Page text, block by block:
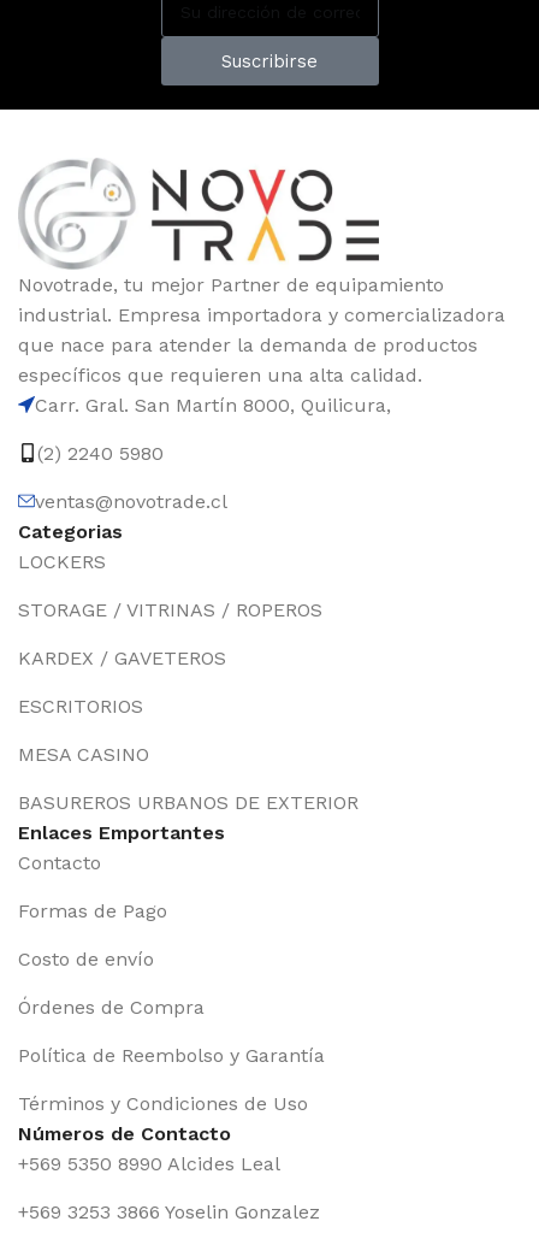
Suscribirse
Novotrade, tu mejor Partner de equipamiento
industrial. Empresa importadora y comercializadora
que nace para atender la demanda de productos
específicos que requieren una alta calidad.
Carr. Gral. San Martín 8000, Quilicura,
(2) 2240 5980
ventas@novotrade.cl
Categorias
LOCKERS
STORAGE / VITRINAS / ROPEROS
KARDEX / GAVETEROS
ESCRITORIOS
MESA CASINO
BASUREROS URBANOS DE EXTERIOR
Enlaces Emportantes
Contacto
Formas de Pago
Costo de envío
Órdenes de Compra
Política de Reembolso y Garantía
Términos y Condiciones de Uso
Números de Contacto
+569 5350 8990 Alcides Leal
+569 3253 3866 Yoselin Gonzalez